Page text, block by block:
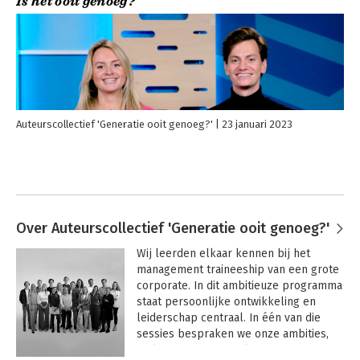
Auteurscollectief 'Generatie ooit genoeg?' 23 januari 2023
Over Auteurscollectief 'Generatie ooit genoeg?'
Wij leerden elkaar kennen bij het
management traineeship van een grote
corporate. In dit ambitieuze programma
staat persoonlijke ontwikkeling en
leiderschap centraal. In één van die
sessies bespraken we onze ambities,